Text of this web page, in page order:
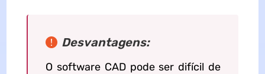
Desvantagens:
O software CAD pode ser difícil de